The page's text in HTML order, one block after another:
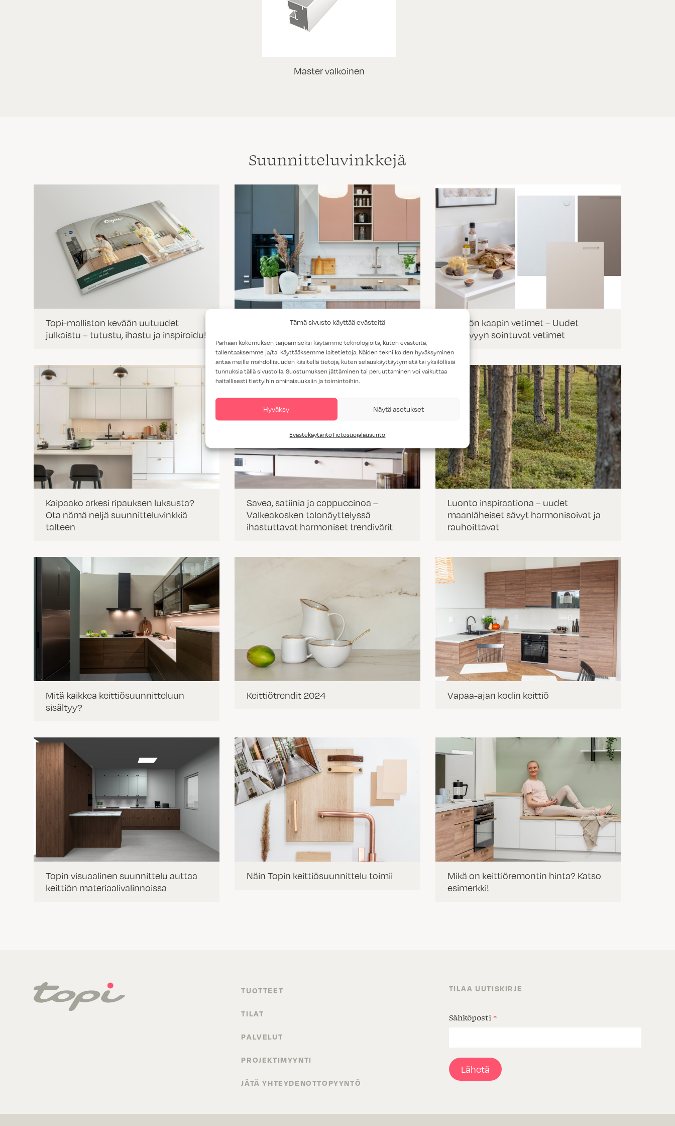
Tämä sivusto käyttää evästeitä
Parhaan kokemuksen tarjoamiseksi käytämme teknologioita, kuten evästeitä,
tallentaaksemme ja/tai käyttääksemme laitetietoja. Näiden tekniikoiden hyväksyminen
antaa meille mahdollisuuden käsitellä tietoja, kuten selauskäyttäytymistä tai yksilöllisiä
tunnuksia tällä sivustolla. Suostumuksen jättäminen tai peruuttaminen voi vaikuttaa
haitallisesti tiettyihin ominaisuuksiin ja toimintoihin.
Hyväksy Näytä asetukset
EvästekäytäntöTietosuojalausunto
Master valkoinen
Suunnittelu­vinkkejä
Topi-malliston kevään uutuudet
julkaistu – tutustu, ihastu ja inspiroidu!
Trendit 2026 – näyttävää, sävykästä ja
Keittiön kaapin vetimet – Uudet
ovisävyyn sointuvat vetimet
Kaipaako arkesi ripauksen luksusta?
Ota nämä neljä suunnitteluvinkkiä
talteen
Savea, satiinia ja cappuccinoa –
Valkeakosken talonäyttelyssä
ihastuttavat harmoniset trendivärit
Luonto inspiraationa – uudet
maanläheiset sävyt harmonisoivat ja
rauhoittavat
Mitä kaikkea keittiösuunnitteluun
sisältyy?
Keittiötrendit 2024 Vapaa-ajan kodin keittiö
Topin visuaalinen suunnittelu auttaa
keittiön materiaalivalinnoissa
Näin Topin keittiösuunnittelu toimii
Mikä on keittiöremontin hinta? Katso
esimerkki!
TUOTTEET
TILAT
PALVELUT
PROJEKTIMYYNTI
JÄTÄ YHTEYDENOTTOPYYNTÖ
TILAA UUTISKIRJE
Sähköposti *
Lähetä